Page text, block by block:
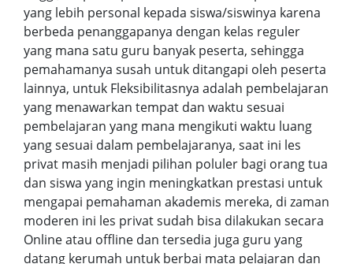
yang lebih personal kepada siswa/siswinya karena
berbeda penanggapanya dengan kelas reguler
yang mana satu guru banyak peserta, sehingga
pemahamanya susah untuk ditangapi oleh peserta
lainnya, untuk Fleksibilitasnya adalah pembelajaran
yang menawarkan tempat dan waktu sesuai
pembelajaran yang mana mengikuti waktu luang
yang sesuai dalam pembelajaranya, saat ini les
privat masih menjadi pilihan poluler bagi orang tua
dan siswa yang ingin meningkatkan prestasi untuk
mengapai pemahaman akademis mereka, di zaman
moderen ini les privat sudah bisa dilakukan secara
Online atau offline dan tersedia juga guru yang
datang kerumah untuk berbai mata pelajaran dan